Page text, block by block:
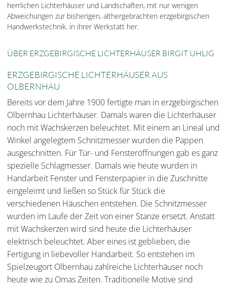
herrlichen Lichterhäuser und Landschaften, mit nur wenigen
Abweichungen zur bisherigen, althergebrachten erzgebirgischen
Handwerkstechnik, in ihrer Werkstatt her.
ÜBER ERZGEBIRGISCHE LICHTERHÄUSER BIRGIT UHLIG
ERZGEBIRGISCHE LICHTERHÄUSER AUS
OLBERNHAU
Bereits vor dem Jahre 1900 fertigte man in erzgebirgischen
Olbernhau Lichterhäuser. Damals waren die Lichterhäuser
noch mit Wachskerzen beleuchtet. Mit einem an Lineal und
Winkel angelegtem Schnitzmesser wurden die Pappen
ausgeschnitten. Für Tür- und Fensteröffnungen gab es ganz
spezielle Schlagmesser. Damals wie heute wurden in
Handarbeit Fenster und Fensterpapier in die Zuschnitte
eingeleimt und ließen so Stück für Stück die
verschiedenen Häuschen entstehen. Die Schnitzmesser
wurden im Laufe der Zeit von einer Stanze ersetzt. Anstatt
mit Wachskerzen wird sind heute die Lichterhäuser
elektrisch beleuchtet. Aber eines ist geblieben, die
Fertigung in liebevoller Handarbeit. So entstehen im
Spielzeugort Olbernhau zahlreiche Lichterhäuser noch
heute wie zu Omas Zeiten. Traditionelle Motive sind